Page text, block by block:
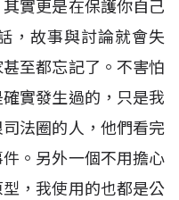
實更是在保護你自己
，故事與討論就會失
至都忘記了。不害怕
實發生過的，只是我
法圈的人，他們看完
件。另外一個不用擔心
，我使用的也都是公